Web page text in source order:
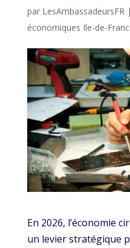
par LesAmbassadeursFR|
économiques Ile-de-
En 2026, l’économie
un levier stratégique